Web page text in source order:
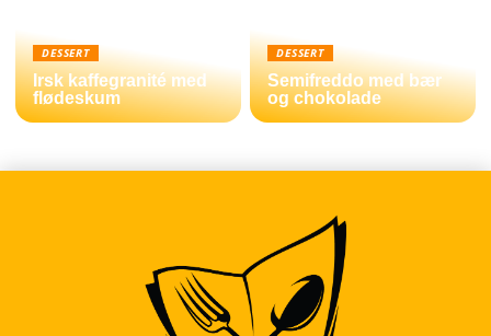
DESSERT
Irsk kaffegranité med
flødeskum
DESSERT
Semifreddo med bær
og chokolade